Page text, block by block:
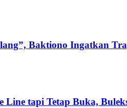
Baktiono Ingatkan
Line tapi Tetap Buka,